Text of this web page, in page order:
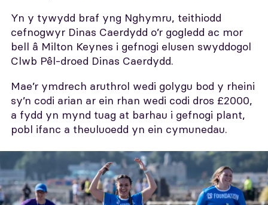
Yn y tywydd braf yng Nghymru, teithiodd
cefnogwyr Dinas Caerdydd o’r gogledd ac mor
bell â Milton Keynes i gefnogi elusen swyddogol
Clwb Pêl-droed Dinas Caerdydd.
Mae’r ymdrech aruthrol wedi golygu bod y rheini
sy’n codi arian ar ein rhan wedi codi dros £2000,
a fydd yn mynd tuag at barhau i gefnogi plant,
pobl ifanc a theuluoedd yn ein cymunedau.